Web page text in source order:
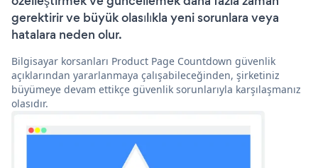
gerektirir ve büyük olasılıkla yeni sorunlara veya
hatalara neden olur.
Bilgisayar korsanları Product Page Countdown güvenlik
açıklarından yararlanmaya çalışabileceğinden, şirketiniz
büyümeye devam ettikçe güvenlik sorunlarıyla karşılaşmanız
olasıdır.